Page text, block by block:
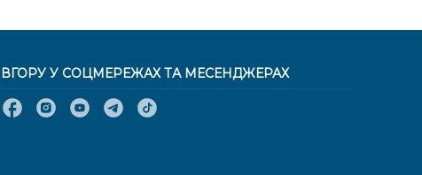
ВГОРУ У СОЦМЕРЕЖАХ ТА МЕСЕНДЖЕРАХ